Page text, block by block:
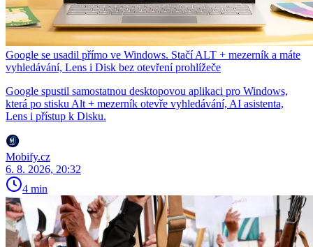
Google se usadil přímo ve Windows. Stačí ALT + mezerník a máte
vyhledávání, Lens i Disk bez otevření prohlížeče
Google spustil samostatnou desktopovou aplikaci pro Windows,
která po stisku Alt + mezerník otevře vyhledávání, AI asistenta,
Lens i přístup k Disku.
Mobify.cz
6. 8. 2026, 20:32
4 min